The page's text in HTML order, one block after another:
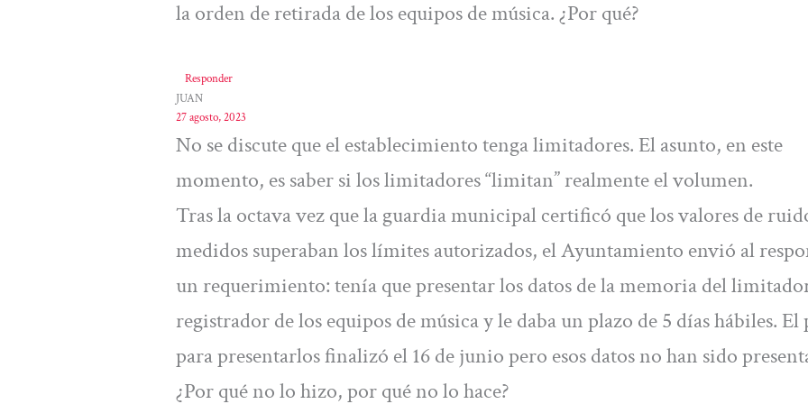
la orden de retirada de los equipos de música. ¿Por qué?
Responder
JUAN
27 agosto, 2023
No se discute que el establecimiento tenga limitadores. El asunto, en este
momento, es saber si los limitadores “limitan” realmente el volumen.
Tras la octava vez que la guardia municipal certificó que los valores de
medidos superaban los límites autorizados, el Ayuntamiento envió al
un requerimiento: tenía que presentar los datos de la memoria del
registrador de los equipos de música y le daba un plazo de 5 días hábiles. El
para presentarlos finalizó el 16 de junio pero esos datos no han sido
¿Por qué no lo hizo, por qué no lo hace?